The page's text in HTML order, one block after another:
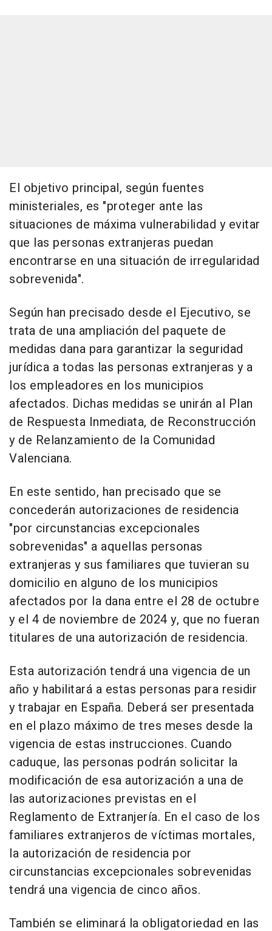
El objetivo principal, según fuentes
ministeriales, es "proteger ante las
situaciones de máxima vulnerabilidad y evitar
que las personas extranjeras puedan
encontrarse en una situación de irregularidad
sobrevenida".
Según han precisado desde el Ejecutivo, se
trata de una ampliación del paquete de
medidas dana para garantizar la seguridad
jurídica a todas las personas extranjeras y a
los empleadores en los municipios
afectados. Dichas medidas se unirán al Plan
de Respuesta Inmediata, de Reconstrucción
y de Relanzamiento de la Comunidad
Valenciana.
En este sentido, han precisado que se
concederán autorizaciones de residencia
"por circunstancias excepcionales
sobrevenidas" a aquellas personas
extranjeras y sus familiares que tuvieran su
domicilio en alguno de los municipios
afectados por la dana entre el 28 de octubre
y el 4 de noviembre de 2024 y, que no fueran
titulares de una autorización de residencia.
Esta autorización tendrá una vigencia de un
año y habilitará a estas personas para residir
y trabajar en España. Deberá ser presentada
en el plazo máximo de tres meses desde la
vigencia de estas instrucciones. Cuando
caduque, las personas podrán solicitar la
modificación de esa autorización a una de
las autorizaciones previstas en el
Reglamento de Extranjería. En el caso de los
familiares extranjeros de víctimas mortales,
la autorización de residencia por
circunstancias excepcionales sobrevenidas
tendrá una vigencia de cinco años.
También se eliminará la obligatoriedad en las